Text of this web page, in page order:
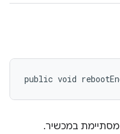
public void
במכשיר.